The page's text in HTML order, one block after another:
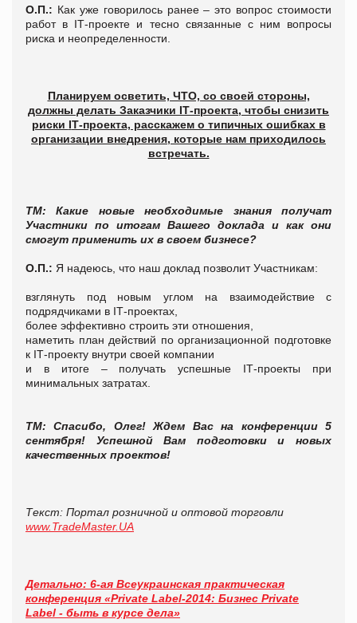
О.П.: Как уже говорилось ранее – это вопрос стоимости
работ в IТ-проекте и тесно связанные с ним вопросы
риска и неопределенности.
Планируем осветить, ЧТО, со своей стороны,
должны делать Заказчики IТ-проекта, чтобы снизить
риски IТ-проекта, расскажем о типичных ошибках в
организации внедрения, которые нам приходилось
встречать.
ТМ: Какие новые необходимые знания получат
Участники по итогам Вашего доклада и как они
смогут применить их в своем бизнесе?
О.П.: Я надеюсь, что наш доклад позволит Участникам:
взглянуть под новым углом на взаимодействие с
подрядчиками в IТ-проектах,
более эффективно строить эти отношения,
наметить план действий по организационной подготовке
к IТ-проекту внутри своей компании
и в итоге – получать успешные IТ-проекты при
минимальных затратах.
ТМ: Спасибо, Олег! Ждем Вас на конференции 5
сентября! Успешной Вам подготовки и новых
качественных проектов!
Текст: Портал розничной и оптовой торговли
www.TradeMaster. UA
Детально: 6-ая Всеукраинская практическая
конференция «Private Label-2014: Бизнес Private
Label - быть в курсе дела»